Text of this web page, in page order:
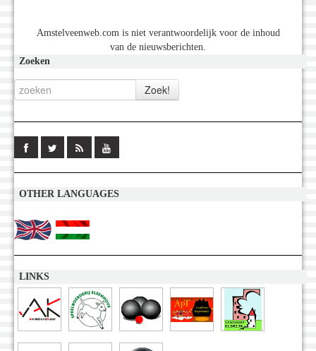
Amstelveenweb.com is niet verantwoordelijk voor de inhoud
van de nieuwsberichten.
Zoeken
OTHER LANGUAGES
LINKS